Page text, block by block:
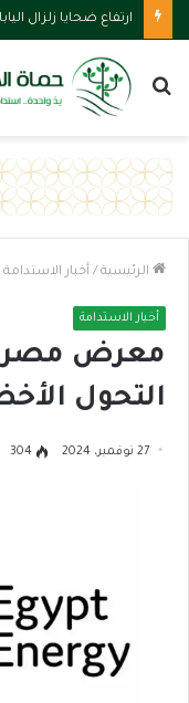
ارتفاع ضحايا زلزال اليابان إلى 17 قتيلًا مع تفاقم أزمة
بحث
الرئيسية / أخبار الاستدامة
أخبار الاستدامة
معرض مصر
التحول
27 نوفمبر، 2024 304